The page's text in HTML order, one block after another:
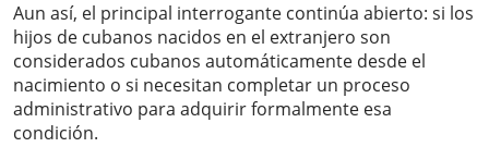
Aun así, el principal interrogante continúa abierto: si los
hijos de cubanos nacidos en el extranjero son
considerados cubanos automáticamente desde el
nacimiento o si necesitan completar un proceso
administrativo para adquirir formalmente esa
condición.